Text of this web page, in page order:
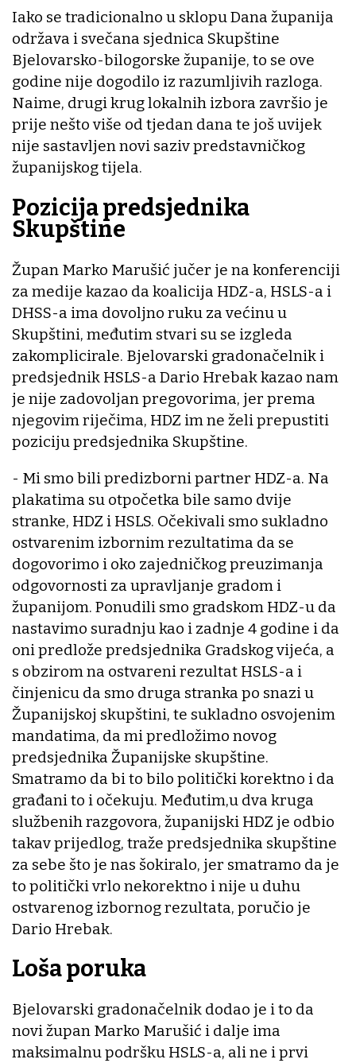
Iako se tradicionalno u sklopu Dana županija
održava i svečana sjednica Skupštine
Bjelovarsko-bilogorske županije, to se ove
godine nije dogodilo iz razumljivih razloga.
Naime, drugi krug lokalnih izbora završio je
prije nešto više od tjedan dana te još uvijek
nije sastavljen novi saziv predstavničkog
županijskog tijela.
Pozicija predsjednika
Skupštine
Župan Marko Marušić jučer je na konferenciji
za medije kazao da koalicija HDZ-a, HSLS-a i
DHSS-a ima dovoljno ruku za većinu u
Skupštini, međutim stvari su se izgleda
zakomplicirale. Bjelovarski gradonačelnik i
predsjednik HSLS-a Dario Hrebak kazao nam
je nije zadovoljan pregovorima, jer prema
njegovim riječima, HDZ im ne želi prepustiti
poziciju predsjednika Skupštine.
- Mi smo bili predizborni partner HDZ-a. Na
plakatima su otpočetka bile samo dvije
stranke, HDZ i HSLS. Očekivali smo sukladno
ostvarenim izbornim rezultatima da se
dogovorimo i oko zajedničkog preuzimanja
odgovornosti za upravljanje gradom i
županijom. Ponudili smo gradskom HDZ-u da
nastavimo suradnju kao i zadnje 4 godine i da
oni predlože predsjednika Gradskog vijeća, a
s obzirom na ostvareni rezultat HSLS-a i
činjenicu da smo druga stranka po snazi u
Županijskoj skupštini, te sukladno osvojenim
mandatima, da mi predložimo novog
predsjednika Županijske skupštine.
Smatramo da bi to bilo politički korektno i da
građani to i očekuju. Međutim,u dva kruga
službenih razgovora, županijski HDZ je odbio
takav prijedlog, traže predsjednika skupštine
za sebe što je nas šokiralo, jer smatramo da je
to politički vrlo nekorektno i nije u duhu
ostvarenog izbornog rezultata, poručio je
Dario Hrebak.
Loša poruka
Bjelovarski gradonačelnik dodao je i to da
novi župan Marko Marušić i dalje ima
maksimalnu podršku HSLS-a, ali ne i prvi